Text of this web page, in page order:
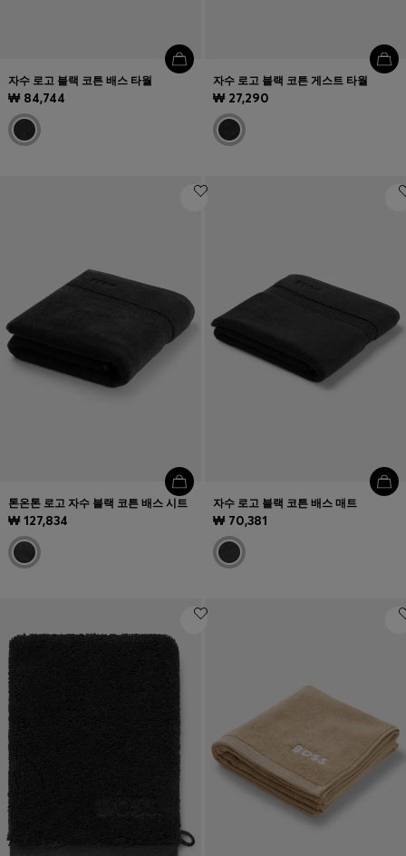
자수 로고 블랙 코튼 배스 타월
₩ 84,744
자수 로고 블랙 코튼 게스트 타월
₩ 27,290
톤온톤 로고 자수 블랙 코튼 배스 시트
₩ 127,834
자수 로고 블랙 코튼 배스 매트
₩ 70,381